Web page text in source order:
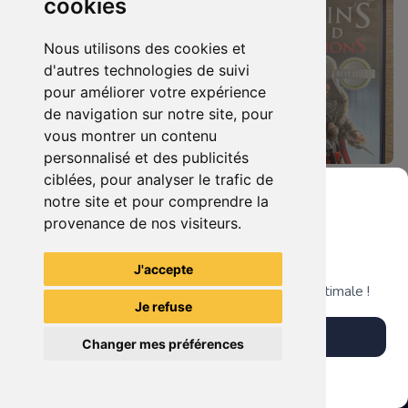
cookies
Nous utilisons des cookies et
d'autres technologies de suivi
pour améliorer votre expérience
de navigation sur notre site, pour
vous montrer un contenu
personnalisé et des publicités
ciblées, pour analyser le trafic de
notre site et pour comprendre la
provenance de nos visiteurs.
J'accepte
Je refuse
Changer mes préférences
7.90 € 0
Duo : The Elder Scrolls Iv - Oblivion + Bioshock Xbox 360
4.90 €
TheGamingR83
Grenier du Geek
Télécharge notre app pour une expérience optimale !
Télécharger l'app